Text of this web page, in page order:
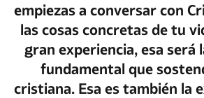
empiezas a conversar con
las cosas concretas de tu
gran experiencia, esa será
fundamental que
cristiana. Esa es también la